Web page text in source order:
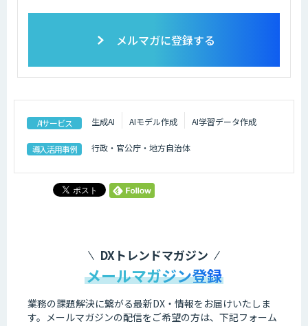
メルマガに登録する
AIサービス 生成AI AIモデル作成 AI学習データ作成
導入活用事例 行政・官公庁・地方自治体
DXトレンドマガジン
メールマガジン登録
業務の課題解決に繋がる最新DX・情報をお届けいたしま
す。 メールマガジンの配信をご希望の方は、下記フォーム